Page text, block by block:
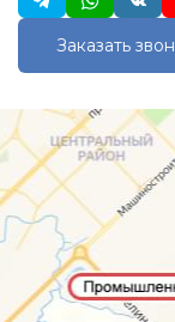
Заказать